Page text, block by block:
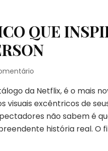
QUE
HISTÓRIA
REAL
MÁGICO
QUE
da Netflix, é o mais
visuais excêntricos de
não sabem é
história real. O